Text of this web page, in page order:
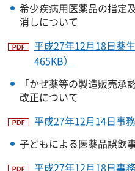
希少疾病用医薬品の指定
消しについて
平成27年12月18日薬
465KB）
「かぜ薬等の製造販売
改正について
平成27年12月14日事
子どもによる医薬品誤飲
平成27年12月18日事